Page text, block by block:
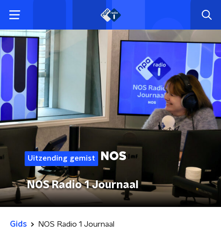
Uitzending gemist
NOS Radio 1 Journaal
Gids NOS Radio 1 Journaal